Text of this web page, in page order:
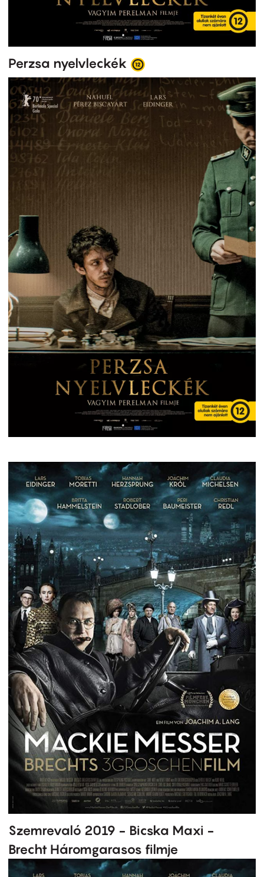
Perzsa nyelvleckék
Szemrevaló 2019 - Bicska Maxi -
Brecht Háromgarasos filmje